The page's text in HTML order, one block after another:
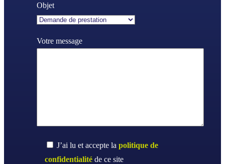
Objet
Votre message
J’ai lu et accepte la politique de
confidentialitéde ce site